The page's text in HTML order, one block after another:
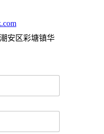
安区彩塘镇华